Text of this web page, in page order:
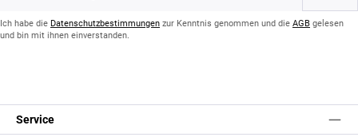
*Ich habe die Datenschutzbestimmungen zur Kenntnis genommen und die AGB gelesen
und bin mit ihnen einverstanden.
Service